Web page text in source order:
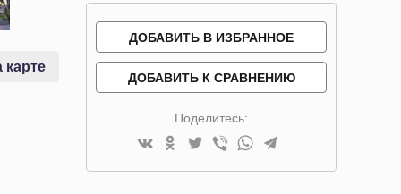
карте
ДОБАВИТЬ В ИЗБРАННОЕ
ДОБАВИТЬ К СРАВНЕНИЮ
Поделитесь: